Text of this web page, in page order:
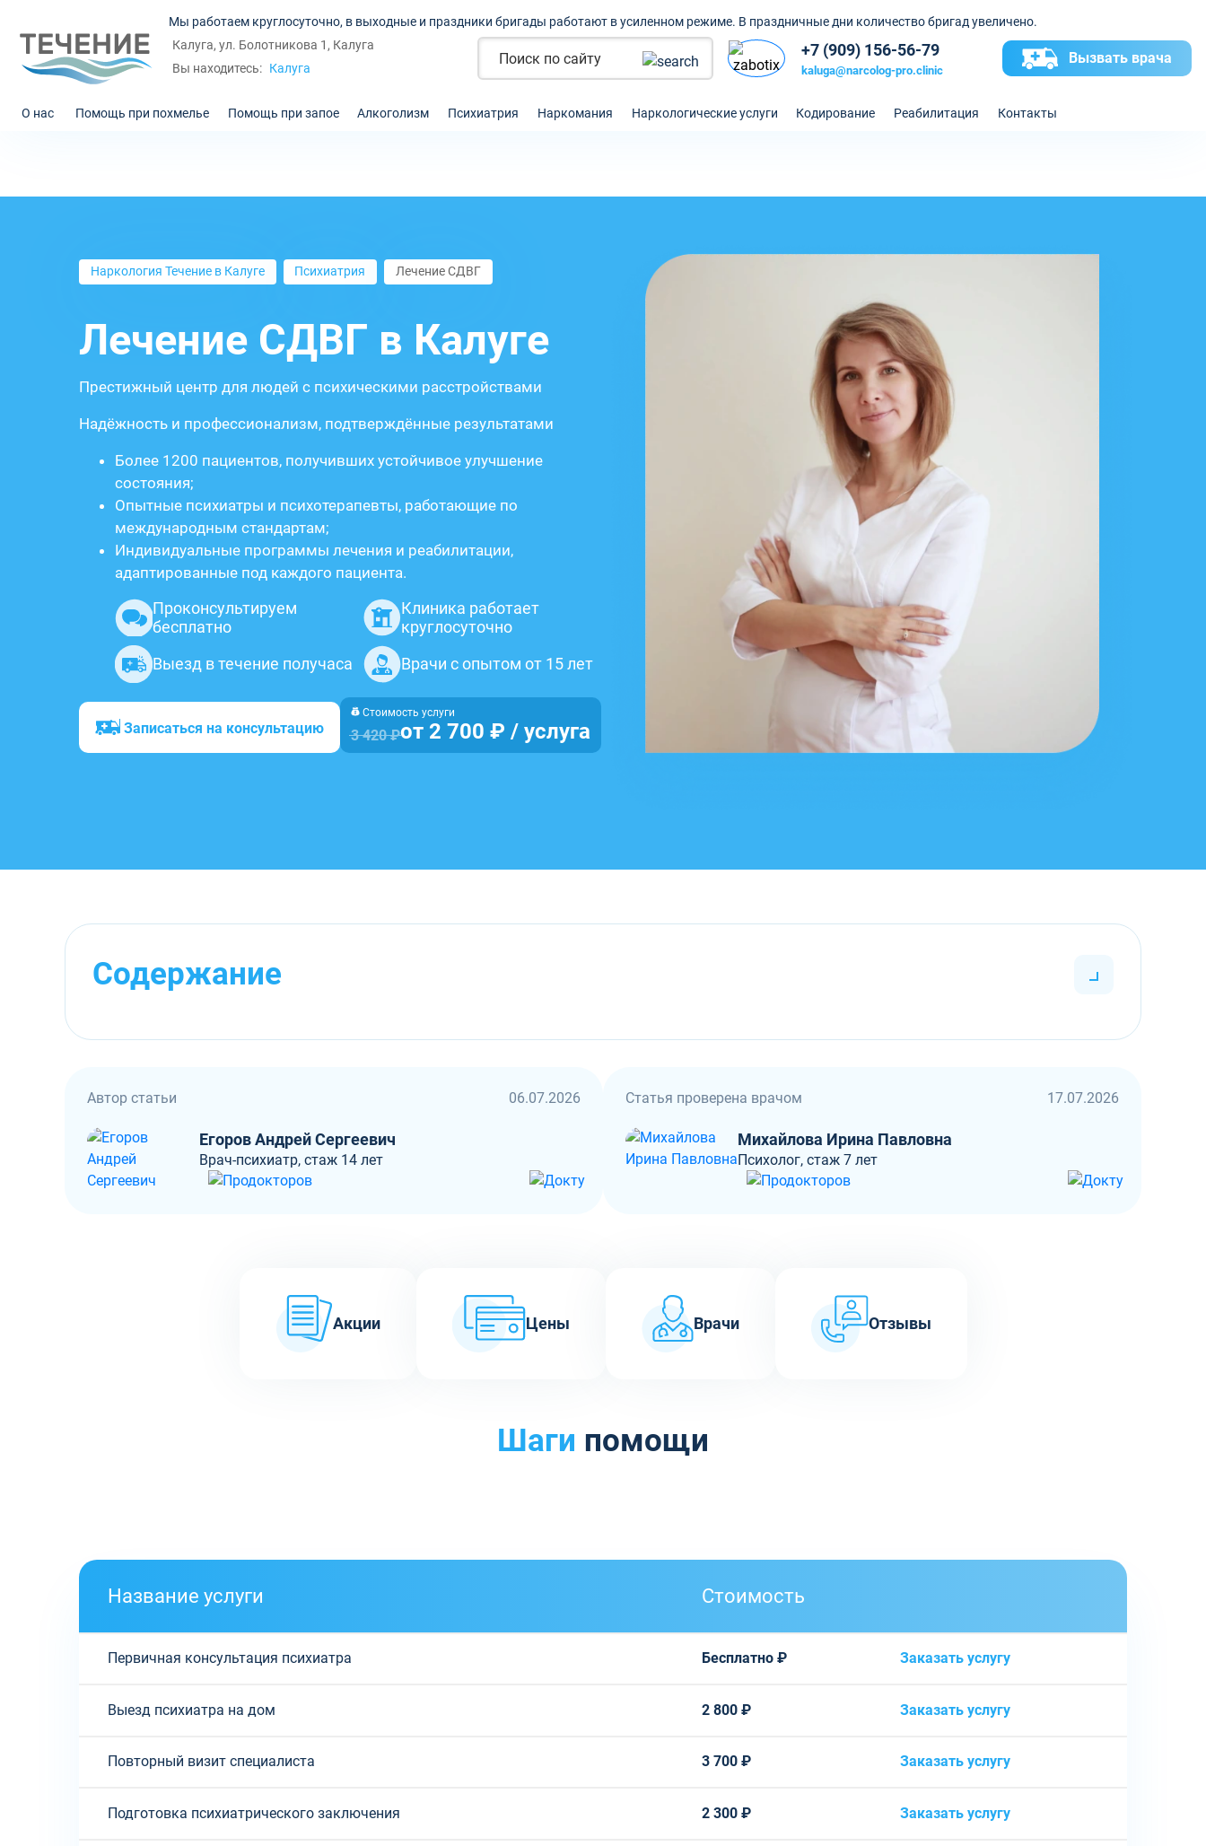
Мы работаем круглосуточно, в выходные и праздники бригады работают в усиленном режиме. В праздничные дни количество бригад увеличено.
Калуга, ул. Болотникова 1, Калуга
Вы находитесь: Калуга
+7 (909) 156-56-79
kaluga@narcolog-pro.clinic
Вызвать врача
О нас Помощь при похмелье Помощь при запое Алкоголизм Психиатрия Наркомания Наркологические услуги Кодирование Реабилитация Контакты
Наркология Течение в Калуге Психиатрия Лечение СДВГ
Лечение СДВГ в Калуге
Престижный центр для людей с психическими расстройствами
Надёжность и профессионализм, подтверждённые результатами
Более 1200 пациентов, получивших устойчивое улучшение
состояния;
Опытные психиатры и психотерапевты, работающие по
международным стандартам;
Индивидуальные программы лечения и реабилитации,
адаптированные под каждого пациента.
Проконсультируем
бесплатно
Клиника работает
круглосуточно
Выезд в течение получаса
Врачи с опытом от 15 лет
Записаться на консультацию
Стоимость услуги
3 420 ₽от 2 700 ₽ / услуга
Содержание
Автор статьи 06.07.2026
Егоров Андрей Сергеевич
Врач-психиатр, стаж 14 лет
Статья проверена врачом 17.07.2026
Михайлова Ирина Павловна
Психолог, стаж 7 лет
Акции Цены Врачи Отзывы
Шаги помощи
Название услуги Стоимость
Первичная консультация психиатра Бесплатно ₽ Заказать услугу
Выезд психиатра на дом 2 800 ₽ Заказать услугу
Повторный визит специалиста 3 700 ₽ Заказать услугу
Подготовка психиатрического заключения 2 300 ₽ Заказать услугу